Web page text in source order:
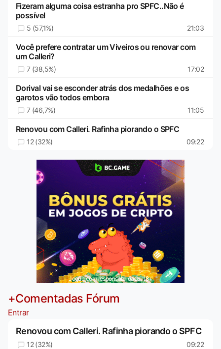
Fizeram alguma coisa estranha pro SPFC..Não é
possível
5 (57,1%) 21:03
Você prefere contratar um Viveiros ou renovar com
um Calleri?
7 (38,5%) 17:02
Dorival vai se esconder atrás dos medalhões e os
garotos vão todos embora
7 (46,7%) 11:05
Renovou com Calleri. Rafinha piorando o SPFC
12 (32%) 09:22
Jogue com responsabilidade. 18+
+Comentadas Fórum
Entrar
Renovou com Calleri. Rafinha piorando o SPFC
12 (32%) 09:22